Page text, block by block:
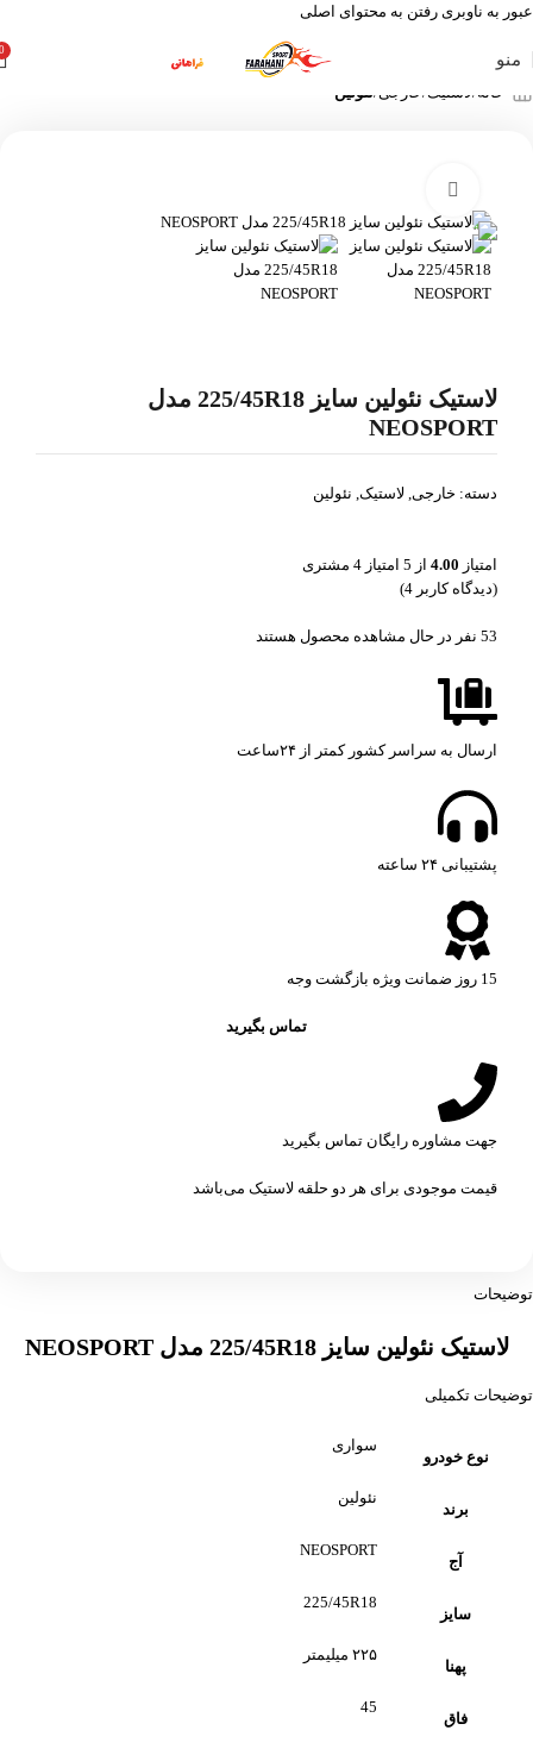
عبور به ناوبری رفتن به محتوای اصلی
منو
خانه لاستیک خارجی نئولین
لاستیک نئولین سایز 225/45R18 مدل
NEOSPORT
دسته: خارجی, لاستیک, نئولین
امتیاز 4.00 از 5 امتیاز 4 مشتری
(دیدگاه کاربر 4
)
53 نفر در حال مشاهده محصول هستند
ارسال به سراسر کشور کمتر از ۲۴ساعت
پشتیبانی ۲۴ ساعته​
15 روز ضمانت ویژه بازگشت وجه
تماس بگیرید
جهت مشاوره رایگان تماس بگیرید
قیمت موجودی برای هر دو حلقه لاستیک می‌باشد
توضیحات
لاستیک نئولین سایز 225/45R18 مدل NEOSPORT
توضیحات تکمیلی
نوع خودرو
سواری
برند
نئولین
آج
NEOSPORT
سایز
225/45R18
پهنا
۲۲۵ میلیمتر
فاق
45